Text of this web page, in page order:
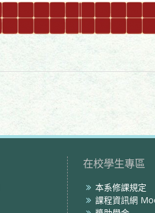
在校學生專區
本系修課規定
課程資訊網